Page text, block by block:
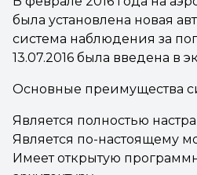
была установлена новая
система наблюдения за
13.07.2016 была введена в
Основные преимущества
Является полностью
Является по-настоящему
Имеет открытую